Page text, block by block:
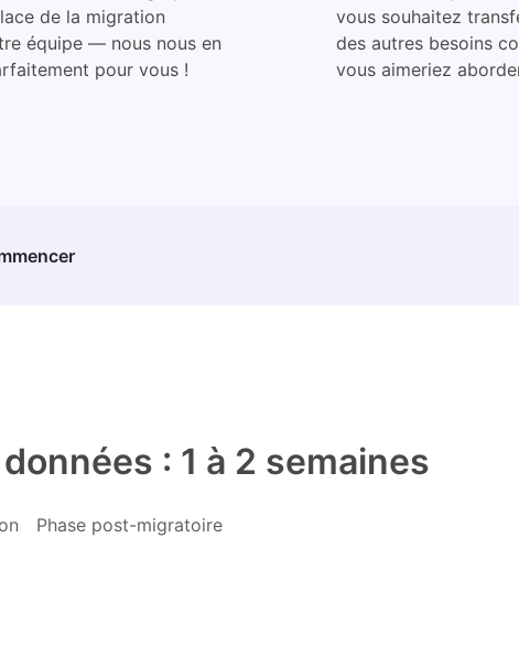
de la migration
équipe — nous nous en
pour vous !
vous souhaitez
des autres besoins
vous aimeriez
: 1 à 2 semaines
Phase post-migratoire